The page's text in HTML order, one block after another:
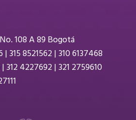
108 A 89 Bogotá
315 8521562 | 310 6137468
| 312 4227692 | 321 2759610